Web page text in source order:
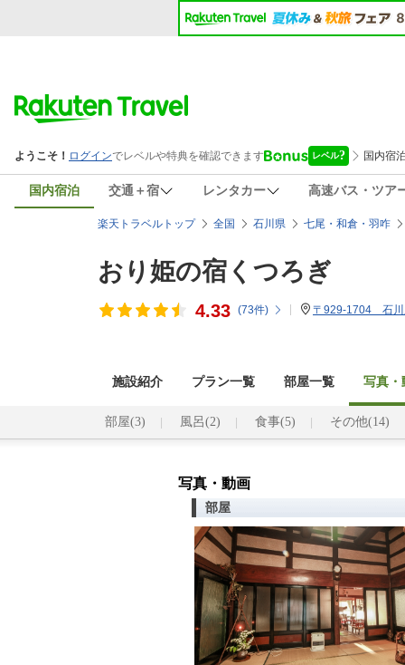
国内宿泊 交通＋宿 レンタカー 高速バス・ツア
楽天トラベルトップ 全国 石川県 七尾・和倉・羽咋
おり姫の宿くつろぎ
4.33 (73件) 〒929-1704 石川
施設紹介 プラン一覧 部屋一覧 写真・
部屋(3) 風呂(2) 食事(5) その他(14)
写真・動画
部屋